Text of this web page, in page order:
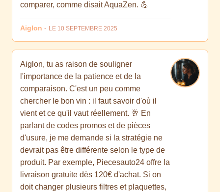
comparer, comme disait AquaZen. 💪
Aiglon - LE 10 SEPTEMBRE 2025
Aiglon, tu as raison de souligner
l'importance de la patience et de la
comparaison. C'est un peu comme
chercher le bon vin : il faut savoir d'où il
vient et ce qu'il vaut réellement. 🥂 En
parlant de codes promos et de pièces
d'usure, je me demande si la stratégie ne
devrait pas être différente selon le type de
produit. Par exemple, Piecesauto24 offre la
livraison gratuite dès 120€ d'achat. Si on
doit changer plusieurs filtres et plaquettes,